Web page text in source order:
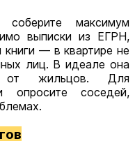
максимум
выписки из ЕГРН,
— в квартире не
лиц. В идеале она
от жильцов. Для
опросите соседей,